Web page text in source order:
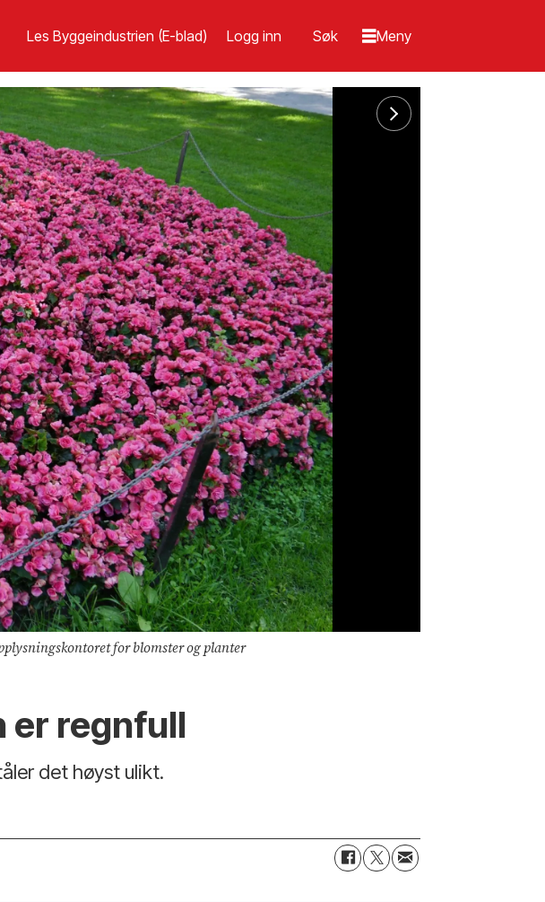
Les Byggeindustrien (E-blad) Logg inn
for blomster og planter
er regnfull
det høyst ulikt.